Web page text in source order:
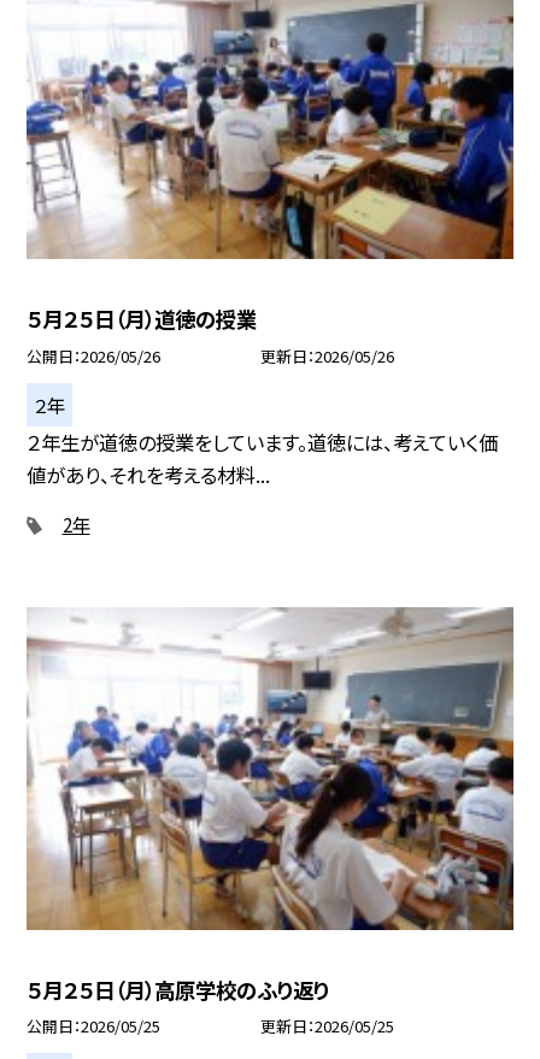
５月２５日（月）道徳の授業
公開日 2026/05/26 更新日 2026/05/26
２年
２年生が道徳の授業をしています。道徳には、考えていく価
値があり、それを考える材料...
2年
５月２５日（月）高原学校のふり返り
公開日 2026/05/25 更新日 2026/05/25